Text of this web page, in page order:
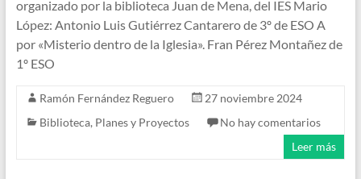
organizado por la biblioteca Juan de Mena, del IES Mario
López: Antonio Luis Gutiérrez Cantarero de 3º de ESO A
por «Misterio dentro de la Iglesia». Fran Pérez Montañez de
1º ESO
Ramón Fernández Reguero
27 noviembre 2024
Biblioteca, Planes y Proyectos
No hay comentarios
Leer más